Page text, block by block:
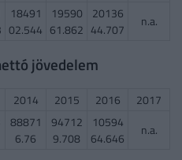
18491
02.544
19590
61.862
20136
44.707
n.a.
jövedelem
2014 2015 2016
2017
88871
6.76
94712
9.708
10594
64.646
n.a.